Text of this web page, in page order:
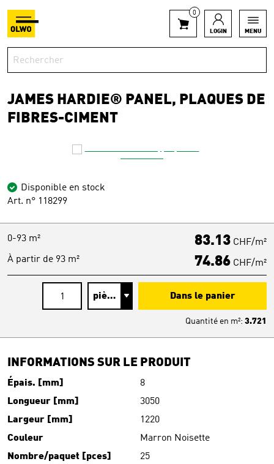
0
LOGIN MENU
JAMES HARDIE® PANEL, PLAQUES DE
FIBRES-CIMENT
Disponible en stock
Art. n° 118299
0-93 m² 83.13 CHF/m²
À partir de 93 m²
74.86 CHF/m²
Dans le panier
Quantité en m²: 3.721
INFORMATIONS SUR LE PRODUIT
Épais. [mm]
8
Longueur [mm]
3050
Largeur [mm]
1220
Couleur
Marron Noisette
Nombre/paquet [pces]
25